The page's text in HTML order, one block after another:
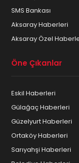
SMS Bankası
Aksaray Haberleri
Aksaray Özel
Öne Çıkanlar
Eskil Haberleri
Gülağaç Haberleri
Güzelyurt Haberleri
Ortaköy Haberleri
Sarıyahşi Haberleri